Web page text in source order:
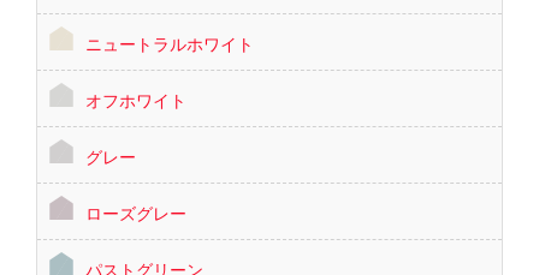
ニュートラルホワイト
オフホワイト
グレー
ローズグレー
パストグリーン